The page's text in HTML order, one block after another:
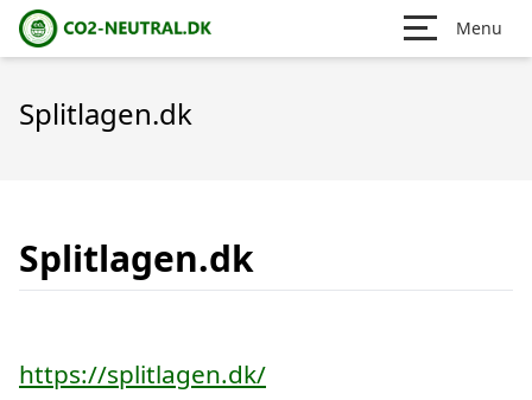
Menu
Splitlagen.dk
Splitlagen.dk
https://splitlagen.dk/